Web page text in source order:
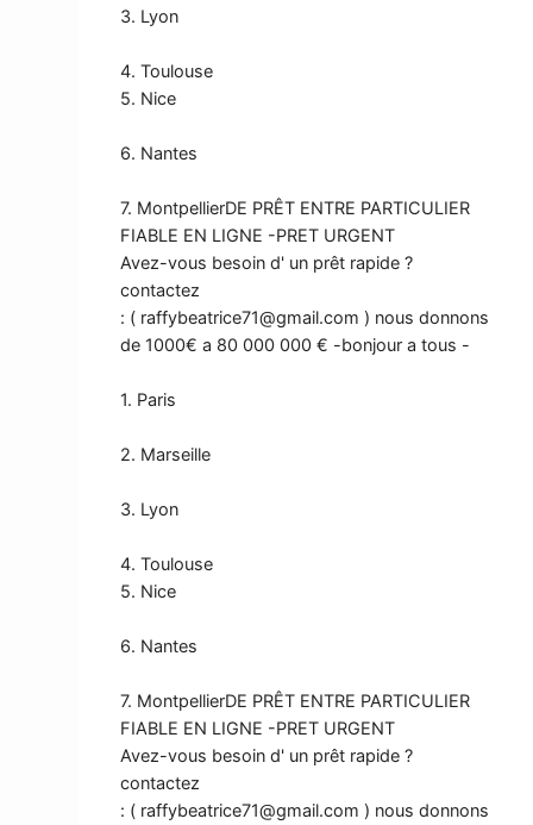
3. Lyon
4. Toulouse
5. Nice
6. Nantes
7. MontpellierDE PRÊT ENTRE PARTICULIER
FIABLE EN LIGNE -PRET URGENT
Avez-vous besoin d' un prêt rapide ?
contactez
: ( raffybeatrice71@gmail.com ) nous donnons
de 1000€ a 80 000 000 € -bonjour a tous -
1. Paris
2. Marseille
3. Lyon
4. Toulouse
5. Nice
6. Nantes
7. MontpellierDE PRÊT ENTRE PARTICULIER
FIABLE EN LIGNE -PRET URGENT
Avez-vous besoin d' un prêt rapide ?
contactez
: ( raffybeatrice71@gmail.com ) nous donnons